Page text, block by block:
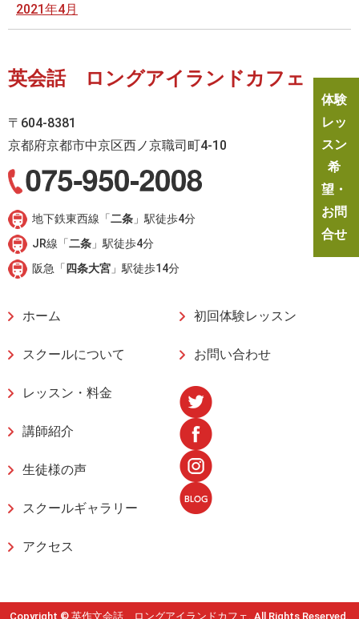
2021年4月
英会話 ロングアイランドカフェ
〒604-8381
京都府京都市中京区西ノ京職司町4-10
地下鉄東西線「二条 」駅徒歩4分
JR線「二条 」駅徒歩4分
阪急「 四条大宮 」駅徒歩14分
ホーム
スクールについて
レッスン・料金
講師紹介
生徒様の声
スクールギャラリー
アクセス
初回体験レッスン
お問い合わせ
体験
レッ
スン
希
望・
お問
合せ
Copyright © 英作文会話 ロングアイランドカフェ. All Rights Reserved.